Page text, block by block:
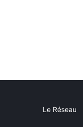
Le Réseau